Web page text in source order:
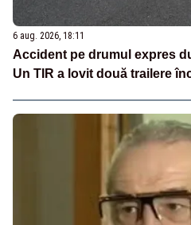
6 aug. 2026, 18:11
Accident pe drumul expres
Un TIR a lovit două trailere